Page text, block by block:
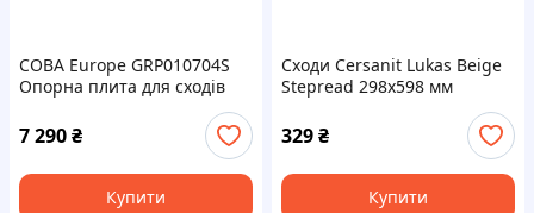
COBA Europe GRP010704S
Опорна плита для сходів
COBAGRIP® (Д x Ш x В) 1 м x
345 мм x 5 мм Чорний,
Жовтий 6053316
7 290₴
Купити
Сходи Cersanit Lukas Beige
Stepread 298x598 мм
329₴
Купити